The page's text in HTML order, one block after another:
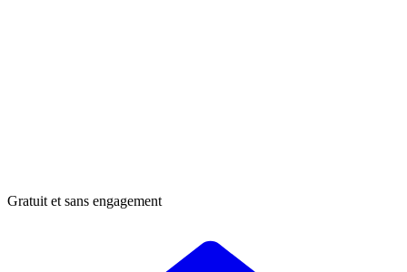
Gratuit et sans engagement